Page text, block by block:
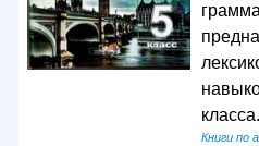
Книги по